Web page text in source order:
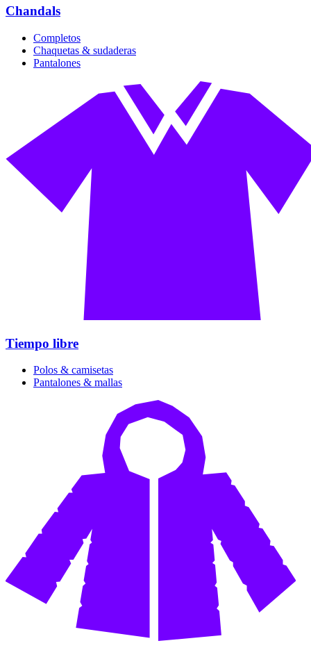
Chandals
Completos
Chaquetas & sudaderas
Pantalones
Tiempo libre
Polos & camisetas
Pantalones & mallas